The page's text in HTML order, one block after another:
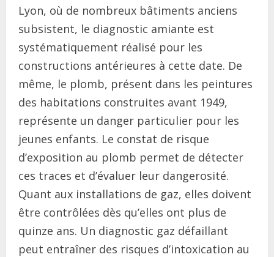
Lyon, où de nombreux bâtiments anciens
subsistent, le diagnostic amiante est
systématiquement réalisé pour les
constructions antérieures à cette date. De
même, le plomb, présent dans les peintures
des habitations construites avant 1949,
représente un danger particulier pour les
jeunes enfants. Le constat de risque
d’exposition au plomb permet de détecter
ces traces et d’évaluer leur dangerosité.
Quant aux installations de gaz, elles doivent
être contrôlées dès qu’elles ont plus de
quinze ans. Un diagnostic gaz défaillant
peut entraîner des risques d’intoxication au